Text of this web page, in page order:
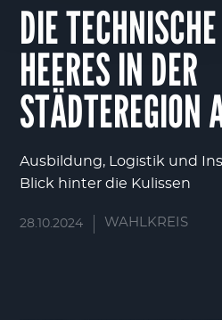
DIE
HEERES IN DER
STÄDTEREGION
Ausbildung, Logistik und
Blick hinter die Kulissen
28.10.2024 WAHLKREIS